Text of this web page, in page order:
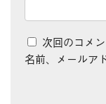
次回のコメ
名前、メールア